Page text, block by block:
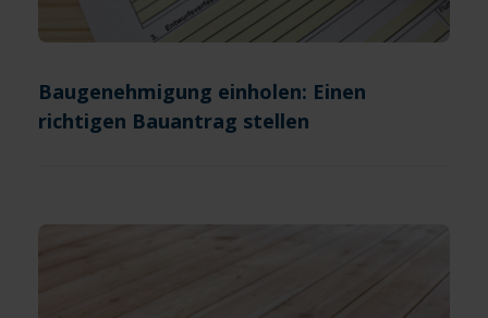
Baugenehmigung einholen: Einen
richtigen Bauantrag stellen